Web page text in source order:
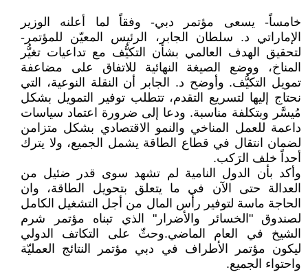
خامساً- يسعى مؤتمر دبي- وفقاً لما أعلنه الوزير
الإماراتي د. سلطان الجابر، الرئيس المعيّن للمؤتمر-
لتحقيق الهدف العالمي بشأن التكيُّف مع تداعيات تغيُّر
المناخ، ووضع الصيغة النهائية للاتفاق على مضاعفة
تمويل التكيُّف. وأوضح د. الجابر أن النقلة النوعية، التي
نحتاج إليها لتسريع التقدم، تتطلب توفير التمويل بشكل
مُيسَّر وبتكلفة مناسبة. ودعا إلى ضرورة اعتماد سياسات
داعمة للعمل المناخي والنمو الاقتصادي بشكل متزامن
لضمان انتقال في قطاع الطاقة يشمل الجميع، ولا يترك
أحداً خلف الرَكب.
وأكد بأن الدول النامية لم تشهد سوى قدر ضئيل من
العدالة حتى الآن في ما يتعلق بتحويل الطاقة، وان
الحاجة ماسة لتوفير رأس المال من أجل التشغيل الكامل
لصندوق "الخسائر والأضرار" الذي تبناه مؤتمر شرم
الشيخ في العام الماضي.وحثّ على التكاتف الدولي
ليكون مؤتمر الأطراف في دبي مؤتمر النتائج العمليّة
واحتواء الجميع.